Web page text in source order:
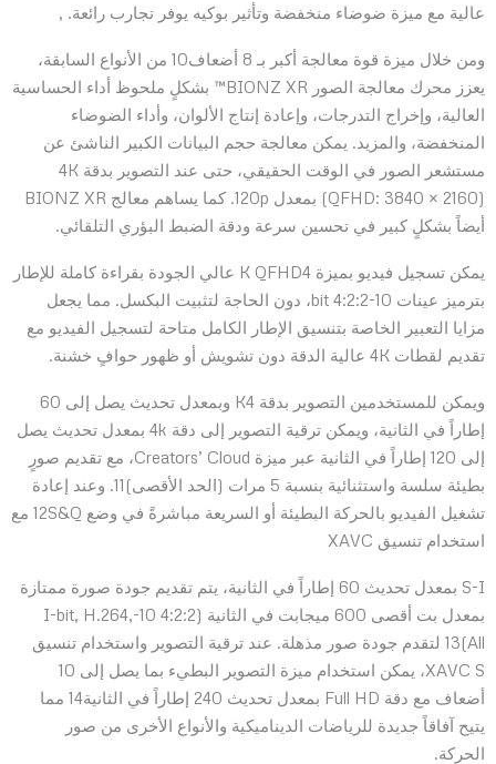
عالية مع ميزة ضوضاء منخفضة وتأثير بوكيه يوفر تجارب رائعة. ,
ومن خلال ميزة قوة معالجة أكبر بـ 8 أضعاف10 من الأنواع السابقة،
يعزز محرك معالجة الصور BIONZ XR™ بشكلٍ ملحوظ أداء الحساسية
العالية، وإخراج التدرجات، وإعادة إنتاج الألوان، وأداء الضوضاء
المنخفضة، والمزيد. يمكن معالجة حجم البيانات الكبير الناشئ عن
مستشعر الصور في الوقت الحقيقي، حتى عند التصوير بدقة 4K
(QFHD: 3840 × 2160) بمعدل 120p. كما يساهم معالج BIONZ XR
أيضاً بشكلٍ كبير في تحسين سرعة ودقة الضبط البؤري التلقائي.
يمكن تسجيل فيديو بميزة K QFHD4 عالي الجودة بقراءة كاملة للإطار
بترميز عينات 10-bit 4:2:2، دون الحاجة لتثبيت البكسل. مما يجعل
مزايا التعبير الخاصة بتنسيق الإطار الكامل متاحة لتسجيل الفيديو مع
تقديم لقطات 4K عالية الدقة دون تشويش أو ظهور حوافٍ خشنة.
ويمكن للمستخدمين التصوير بدقة K4 وبمعدل تحديث يصل إلى 60
إطاراً في الثانية، ويمكن ترقية التصوير إلى دقة 4k بمعدل تحديث يصل
إلى 120 إطاراً في الثانية عبر ميزة Creators’ Cloud، مع تقديم صورٍ
بطيئة سلسة واستثنائية بنسبة 5 مرات (الحد الأقصى)11. وعند إعادة
تشغيل الفيديو بالحركة البطيئة أو السريعة مباشرةً في وضع 12S&Q مع
استخدام تنسيق XAVC
S-I بمعدل تحديث 60 إطاراً في الثانية، يتم تقديم جودة صورة ممتازة
بمعدل بت أقصى 600 ميجابت في الثانية (4:2:2 10-I-bit, H.264,
All)13 لتقدم جودة صور مذهلة. عند ترقية التصوير واستخدام تنسيق
XAVC S، يمكن استخدام ميزة التصوير البطيء بما يصل إلى 10
أضعاف مع دقة Full HD بمعدل تحديث 240 إطاراً في الثانية14 مما
يتيح آفاقاً جديدة للرياضات الديناميكية والأنواع الأخرى من صور
الحركة.